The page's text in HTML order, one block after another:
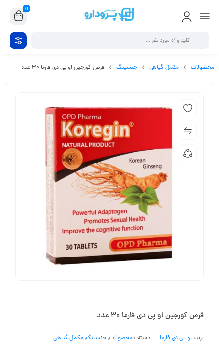
0
محصولات مکمل گیاهی جنسینگ قرص کورجین او پی دی فارما 30 عدد
قرص کورجین او پی دی فارما 30 عدد
برند: او پی دی فارما دسته : محصولات,جنسینگ,مکمل گیاهی